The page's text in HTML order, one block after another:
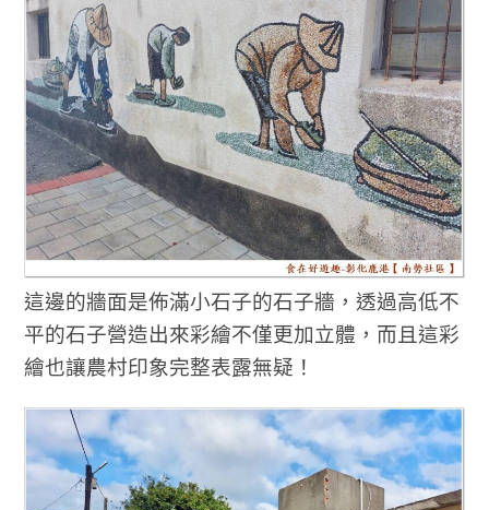
這邊的牆面是佈滿小石子的石子牆，透過高低不
平的石子營造出來彩繪不僅更加立體，而且這彩
繪也讓農村印象完整表露無疑！